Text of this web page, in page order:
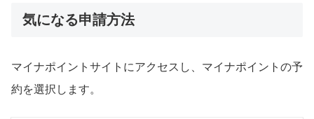
気になる申請方法
マイナポイントサイトにアクセスし、マイナポイントの予
約を選択します。